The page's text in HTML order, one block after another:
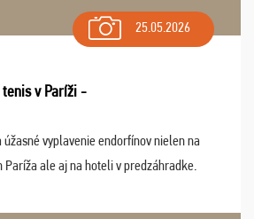
25.05.2026
tenis v Paríži -
úžasné vyplavenie endorfínov nielen na
Paríža ale aj na hoteli v predzáhradke.
repete budúci rok : ...